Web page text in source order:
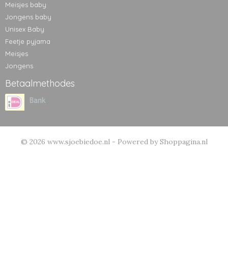
Meisjes baby
Jongens baby
Unisex Baby
Feetje pyjama
Meisjes
Jongens
Betaalmethodes
© 2026 www.sjoebiedoe.nl - Powered by Shoppagina.nl